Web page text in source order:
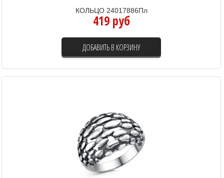
КОЛЬЦО 24017886Пл
419 руб
ДОБАВИТЬ В КОРЗИНУ